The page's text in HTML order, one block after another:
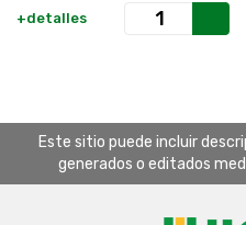
+detalles
Este sitio puede incluir
generados o editados